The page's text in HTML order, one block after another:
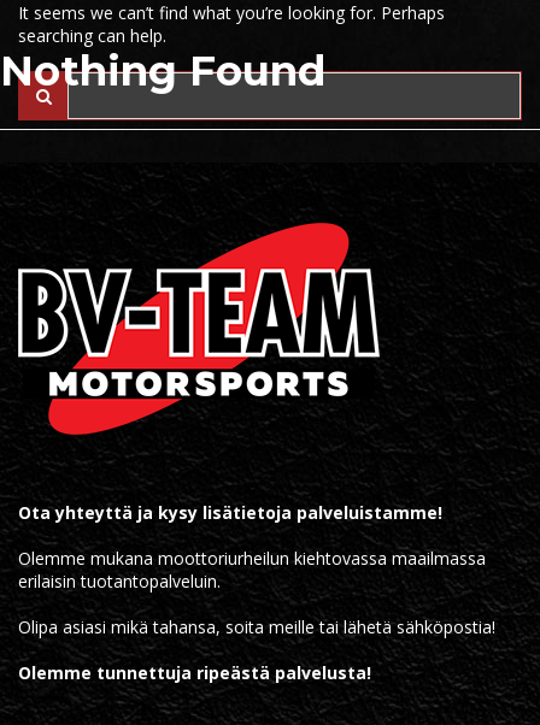
Nothing Found
It seems we can’t find what you’re looking for. Perhaps
searching can help.
Ota yhteyttä ja kysy lisätietoja palveluistamme!
Olemme mukana moottoriurheilun kiehtovassa maailmassa
erilaisin tuotantopalveluin.
Olipa asiasi mikä tahansa, soita meille tai lähetä sähköpostia!
Olemme tunnettuja ripeästä palvelusta!